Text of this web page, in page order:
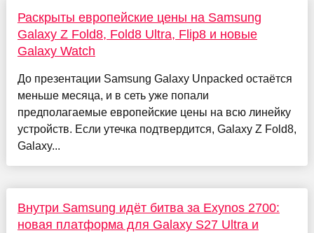
Раскрыты европейские цены на Samsung
Galaxy Z Fold8, Fold8 Ultra, Flip8 и новые
Galaxy Watch
До презентации Samsung Galaxy Unpacked остаётся
меньше месяца, и в сеть уже попали
предполагаемые европейские цены на всю линейку
устройств. Если утечка подтвердится, Galaxy Z Fold8,
Galaxy...
Внутри Samsung идёт битва за Exynos 2700:
новая платформа для Galaxy S27 Ultra и